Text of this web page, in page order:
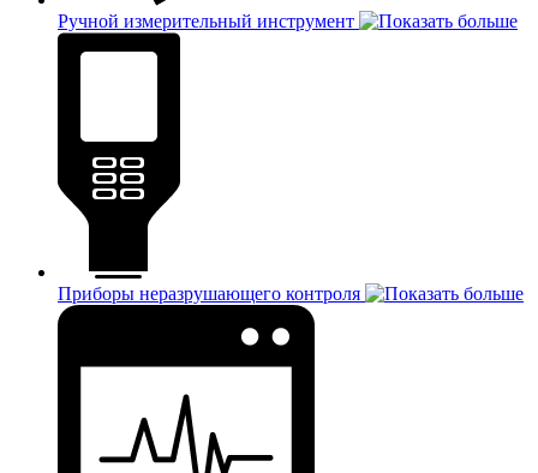
Ручной измерительный инструмент
Приборы неразрушающего контроля